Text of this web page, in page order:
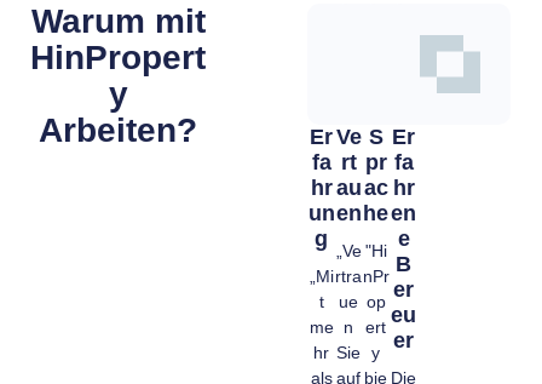
Warum mit
HinPropert
y
Arbeiten?
Er
Fa
Hr
Un
G
„Mi
t
me
hr
als
Ve
Rt
Au
En
„Ve
rtra
ue
n
Sie
auf
S
Pr
Ac
He
"Hi
nPr
op
ert
y
bie
Er
Fa
Hr
En
E
B
Er
Eu
Er
Die